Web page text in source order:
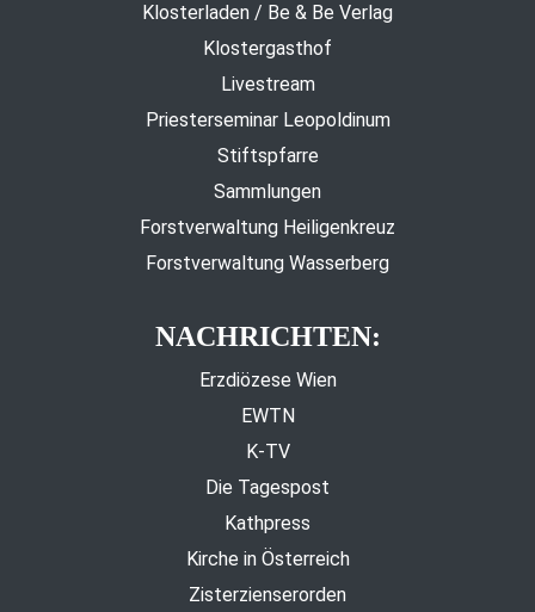
Klosterladen / Be & Be Verlag
Klostergasthof
Livestream
Priesterseminar Leopoldinum
Stiftspfarre
Sammlungen
Forstverwaltung Heiligenkreuz
Forstverwaltung Wasserberg
NACHRICHTEN:
Erzdiözese Wien
EWTN
K-TV
Die Tagespost
Kathpress
Kirche in Österreich
Zisterzienserorden